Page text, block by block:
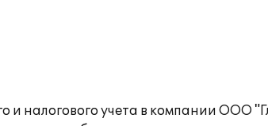
налогового учета в компании ООО